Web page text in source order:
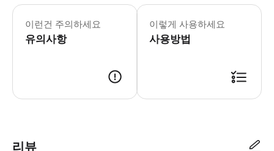
이런건 주의하세요
유의사항
이렇게 사용하세요
사용방법
리뷰